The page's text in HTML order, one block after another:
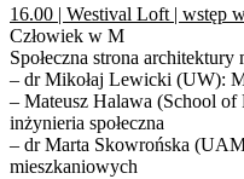
16.00 | Westival Loft | wstęp
Człowiek w M
Społeczna strona architektury
– dr Mikołaj Lewicki (UW):
– Mateusz Halawa (School
inżynieria społeczna
– dr Marta Skowrońska
mieszkaniowych